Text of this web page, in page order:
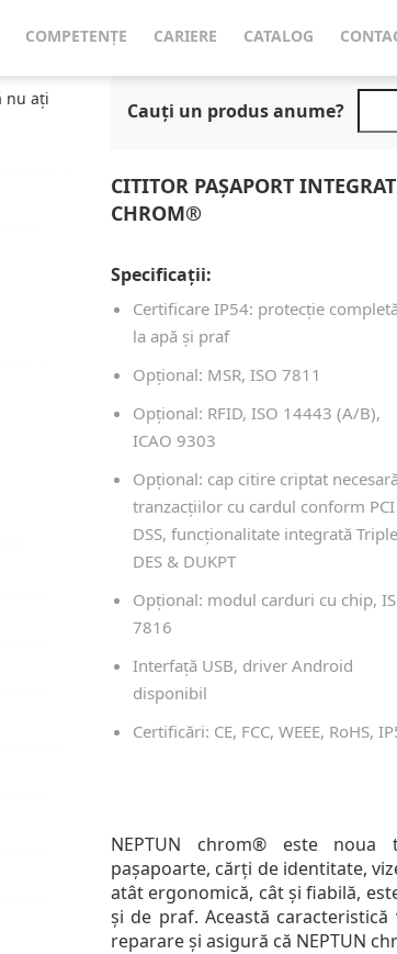
COMPETENȚE CARIERE CATALOG
nu ați
Cauți un produs anume?
CITITOR PAȘAPORT
CHROM®
Specificații:
Certificare IP54: protecție completă
la apă și praf
Opțional: MSR, ISO 7811
Opțional: RFID, ISO 14443 (A/B),
ICAO 9303
Opțional: cap citire criptat necesară
tranzacțiilor cu cardul conform PCI
DSS, funcționalitate integrată Triple
DES & DUKPT
Opțional: modul carduri cu chip,
7816
Interfață USB, driver Android
disponibil
Certificări: CE, FCC, WEEE, RoHS,
NEPTUN chrom® este
pașapoarte, cărți de identitate,
atât ergonomică, cât și fiabilă,
și de praf. Această
reparare și asigură că NEPTUN